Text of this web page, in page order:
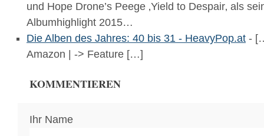
und Hope Drone’s Peege ‚Yield to Despair‚ als
Albumhighlight 2015…
Die Alben des Jahres: 40 bis 31 - HeavyPop.at -
Amazon | -> Feature […]
KOMMENTIEREN
Ihr Name